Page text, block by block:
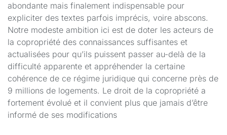
abondante mais finalement indispensable pour
expliciter des textes parfois imprécis, voire abscons.
Notre modeste ambition ici est de doter les acteurs de
la copropriété des connaissances suffisantes et
actualisées pour qu’ils puissent passer au-delà de la
difficulté apparente et appréhender la certaine
cohérence de ce régime juridique qui concerne près de
9 millions de logements. Le droit de la copropriété a
fortement évolué et il convient plus que jamais d’être
informé de ses modifications